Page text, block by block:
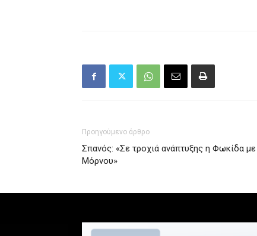
Προηγούμενο άρθρο
Σπανός: «Σε τροχιά ανάπτυξης η Φωκίδα
Μόρνου»